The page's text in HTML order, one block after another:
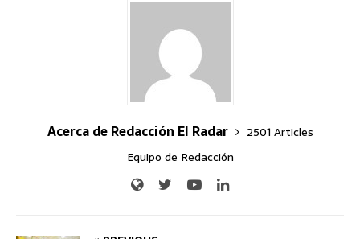
Acerca de Redacción El Radar
2501 Articles
Equipo de Redacción